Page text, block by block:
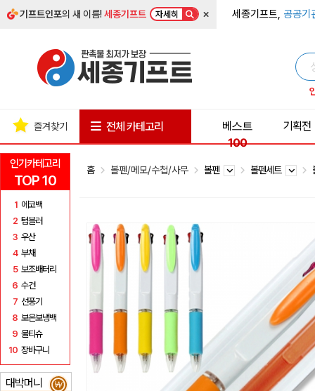
기프트인포의 새 이름!세종기프트 자세히 × 세종기프트, 공공기
인기카테고리
TOP 10
1 에코백
2 텀블러
3 우산
4 부채
5 보조배터리
6 수건
7 선풍기
8 보온보냉백
9 물티슈
10 장바구니
대박머니 ₩
즐겨찾기 전체 카테고리
베스트
100
기획전
홈 볼펜/메모/수첩/사무 볼펜 볼펜세트